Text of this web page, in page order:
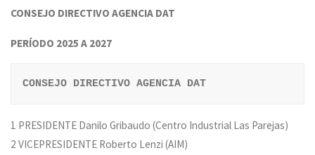
CONSEJO DIRECTIVO AGENCIA DAT
PERÍODO 2025 A 2027
CONSEJO DIRECTIVO AGENCIA DAT
1 PRESIDENTE Danilo Gribaudo (Centro Industrial Las Parejas)
2 VICEPRESIDENTE Roberto Lenzi (AIM)